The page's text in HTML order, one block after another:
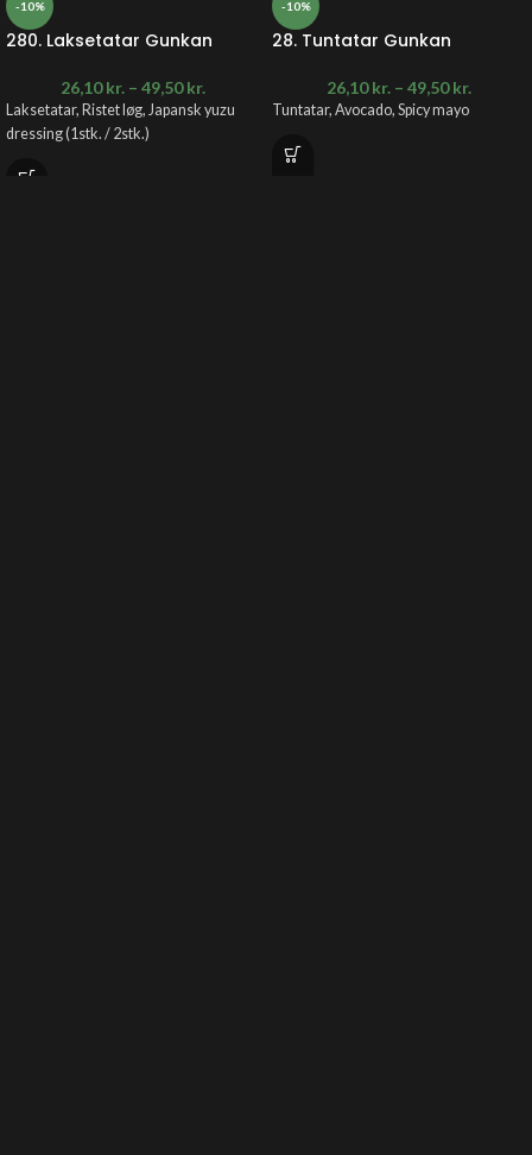
-10%
280. Laksetatar Gunkan
26,10kr. – 49,50kr.
Laksetatar, Ristet løg, Japansk yuzu
dressing (1stk. / 2stk.)
-10%
28. Tuntatar Gunkan
26,10kr. – 49,50kr.
Tuntatar, Avocado, Spicy mayo